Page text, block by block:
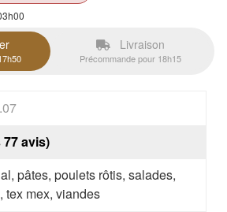
Livraison
Précommande pour 18h15
77 avis)
pâtes, poulets rôtis, salades,
tex mex, viandes